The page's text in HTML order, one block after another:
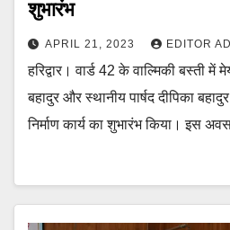
शुभारंभ
APRIL 21, 2023 EDITOR
हरिद्वार। वार्ड 42 के वाल्मिकी बस्ती में
बहादुर और स्थानीय पार्षद दीपिका
निर्माण कार्य का शुभारंभ किया। इस